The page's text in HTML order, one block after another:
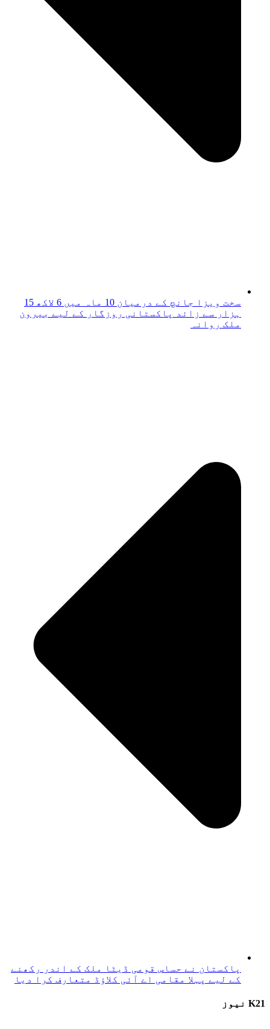
سخت ویزا جانچ کے درمیان 10 ماہ میں 6 لاکھ 15
ہزار سے زائد پاکستانی روزگار کے لیے بیرون
ملک روانہ
پاکستان نے حساس قومی ڈیٹا ملک کے اندر رکھنے
کے لیے پہلا مقامی اے آئی کلاؤڈ متعارف کرا دیا
K21 نیوز